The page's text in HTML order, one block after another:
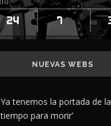
NUEVAS WEBS
Ya tenemos la portada de la
tiempo para morir’